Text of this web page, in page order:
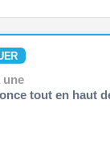
une
tout en haut